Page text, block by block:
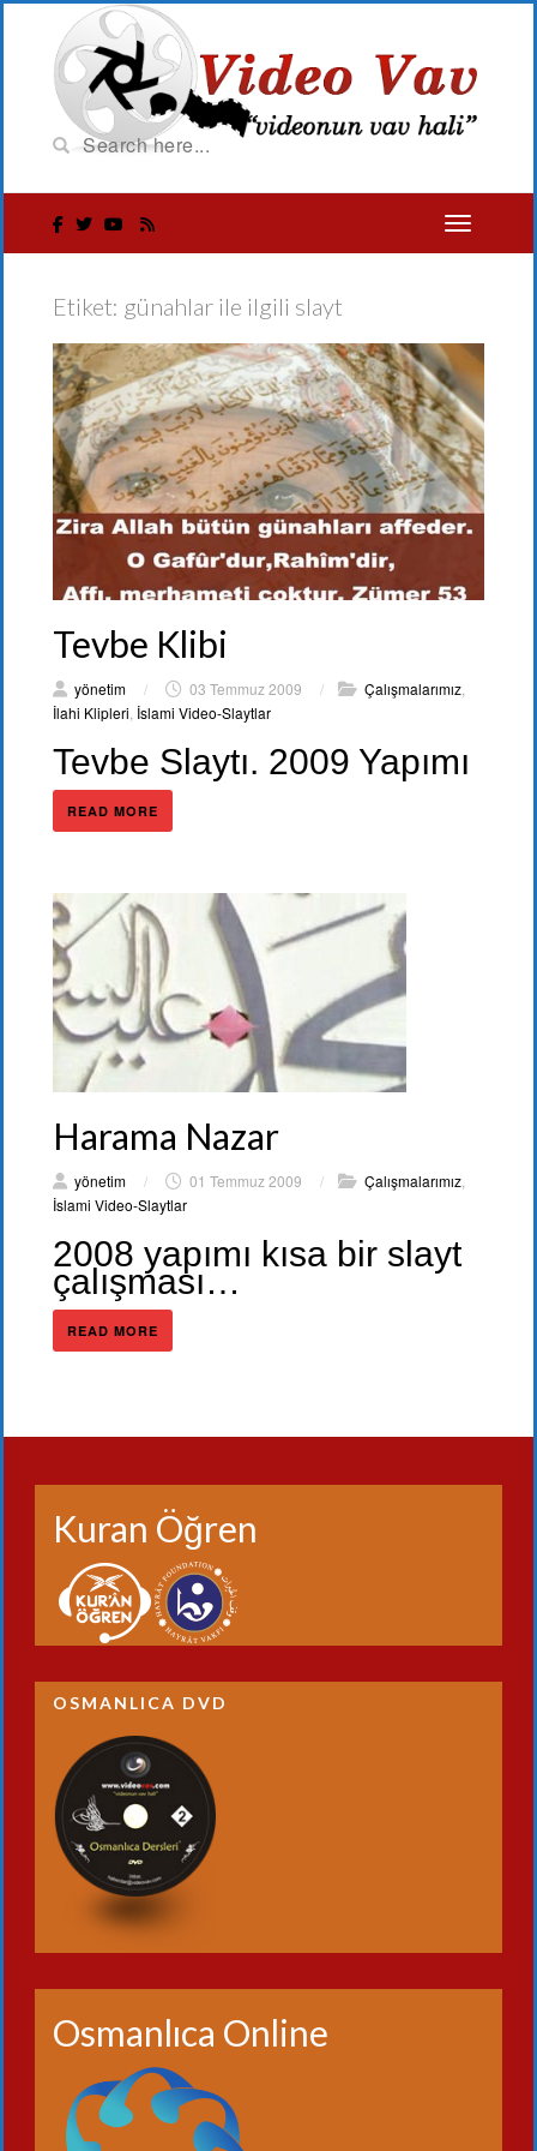
Etiket: günahlar ile ilgili slayt
Tevbe Klibi
yönetim / 03 Temmuz 2009 / Çalışmalarımız
İlahi Klipleri İslami Video-Slaytlar
Tevbe Slaytı. 2009 Yapımı
READ MORE
Harama Nazar
yönetim / 01 Temmuz 2009 / Çalışmalarımız
İslami Video-Slaytlar
2008 yapımı kısa bir slayt
çalışması…
READ MORE
Kuran Öğren
OSMANLICA DVD
Osmanlıca Online